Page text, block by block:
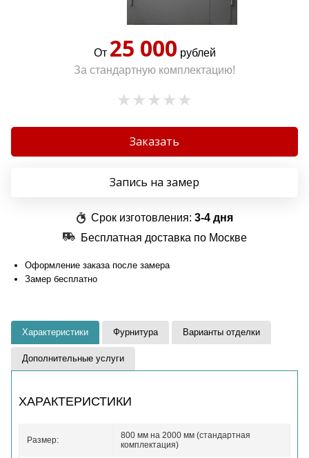
От 25 000 рублей
За стандартную комплектацию!
Заказать
Запись на замер
Срок изготовления: 3-4 дня
Бесплатная доставка по Москве
Оформление заказа после замера
Замер бесплатно
Характеристики Фурнитура Варианты отделки
Дополнительные услуги
ХАРАКТЕРИСТИКИ
Размер:
800 мм на 2000 мм (стандартная
комплектация)